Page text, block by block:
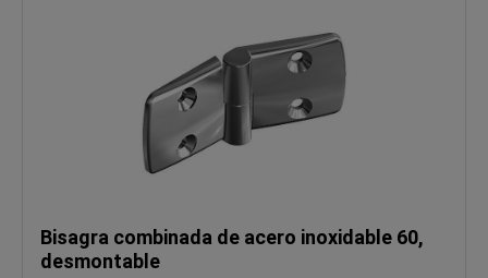
Bisagra combinada de acero inoxidable 60,
desmontable